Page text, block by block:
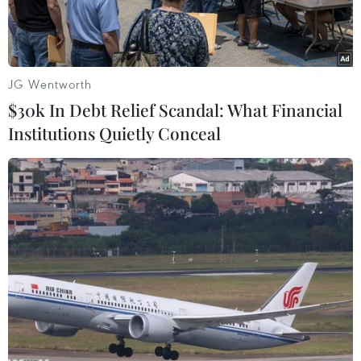
thời đề xuất phát hànhtrái phiếu chung của khu
vực như một giải pháp nhằm dập tắt cuộc
khủng hoảng nợcông đang hoành hành, và
ngăn chặn nguy cơ tái diễn một cuộc khủng
Quy định mới đòi hỏi các nước thành viên Khu
vực đồng euro phải công bố dựthảo ngân sách
quốc gia tại cùng một thời điểm trong năm. Ủy
ban châu Âu (EC) cóquyền đánh giá và đưa ra
quan điểm nếu dự thảo ngân sách quốc gia vi
phạm camkết về chính sách trong Hiệp ước về
ổn định và tăng trưởng dành cho Khu vực
đồngeuro.
Toàn bộ quá trình này sẽ được tiến hành công
JG Wentworth
$30k In Debt Relief Scandal: What Financial
Institutions Quietly Conceal